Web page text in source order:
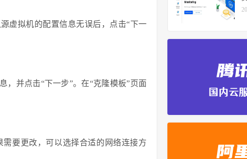
虚拟机的配置信息无误后，点击“下一
，并点击“下一步”。在“克隆模板”页面
要更改，可以选择合适的网络连接方